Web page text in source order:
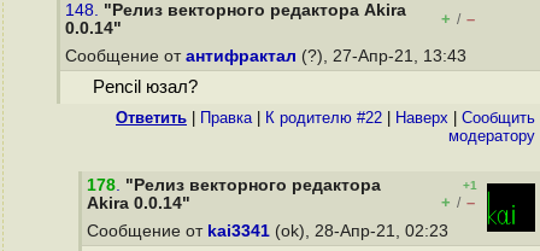
148. "Релиз векторного редактора Akira
0.0.14"
+ / –
Сообщение от антифрактал (?), 27-Апр-21, 13:43
Pencil юзал?
Ответить Правка| К родителю #22 Наверх
Cообщить
модератору
178. "Релиз векторного редактора
Akira 0.0.14"
+1
+ / –
Сообщение от kai3341 (ok), 28-Апр-21, 02:23